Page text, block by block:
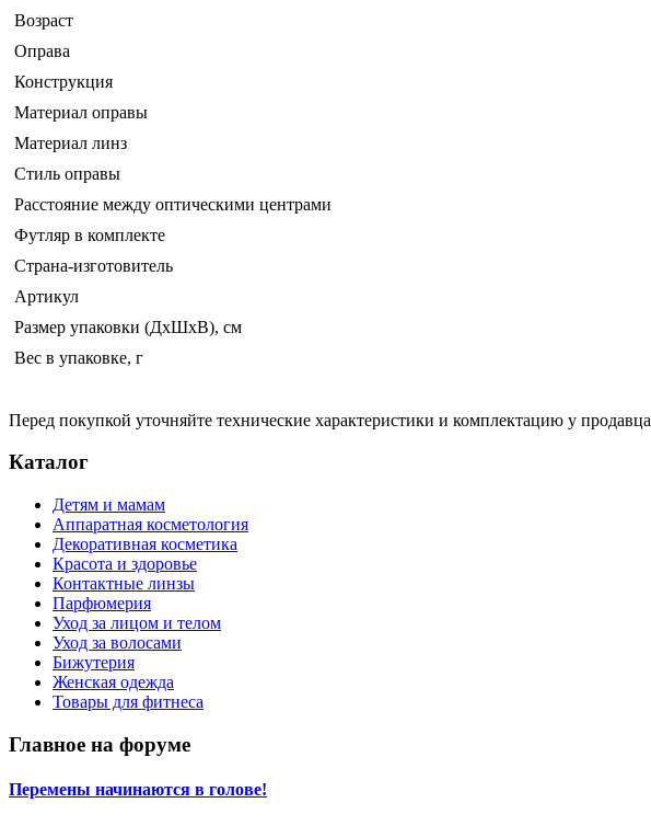
Возраст
Оправа
Конструкция
Материал оправы
Материал линз
Стиль оправы
Расстояние между оптическими центрами
Футляр в комплекте
Страна-изготовитель
Артикул
Размер упаковки (ДхШхВ), см
Вес в упаковке, г
Перед покупкой уточняйте технические характеристики и комплектацию у продавца
Каталог
Детям и мамам
Аппаратная косметология
Декоративная косметика
Красота и здоровье
Контактные линзы
Парфюмерия
Уход за лицом и телом
Уход за волосами
Бижутерия
Женская одежда
Товары для фитнеса
Главное на форуме
Перемены начинаются в голове!